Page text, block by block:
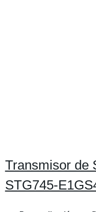
Transmisor de
STG745-